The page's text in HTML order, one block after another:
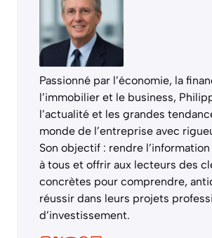
Passionné par l’économie, la
l’immobilier et le business,
l’actualité et les grandes
monde de l’entreprise avec
Son objectif : rendre
à tous et offrir aux lecteurs des
concrètes pour comprendre,
réussir dans leurs projets
d’investissement.